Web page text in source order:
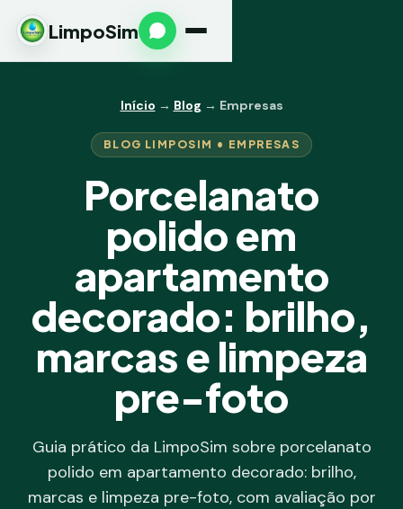
LimpoSim
Início → Blog → Empresas
BLOG LIMPOSIM • EMPRESAS
Porcelanato
polido em
apartamento
decorado: brilho,
marcas e limpeza
pre-foto
Guia prático da LimpoSim sobre porcelanato
polido em apartamento decorado: brilho,
marcas e limpeza pre-foto, com avaliação por